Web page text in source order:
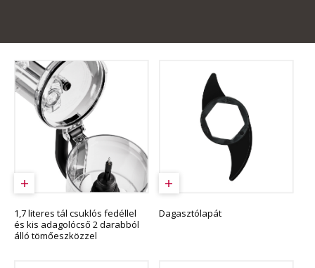
1,7 literes tál csuklós fedéllel
és kis adagolócső 2 darabból
álló tömőeszközzel
Dagasztólapát